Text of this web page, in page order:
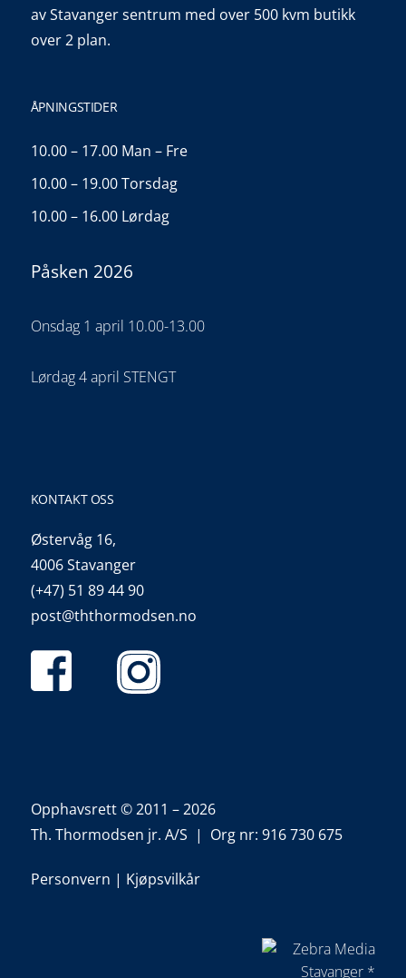
av Stavanger sentrum med over 500 kvm butikk
over 2 plan.
ÅPNINGSTIDER
10.00 – 17.00 Man – Fre
10.00 – 19.00 Torsdag
10.00 – 16.00 Lørdag
Påsken 2026
Onsdag 1 april 10.00-13.00
Lørdag 4 april STENGT
KONTAKT OSS
Østervåg 16,
4006 Stavanger
(+47) 51 89 44 90
post@ththormodsen.no
Opphavsrett © 2011 – 2026
Th. Thormodsen jr. A/S | Org nr: 916 730 675
Personvern | Kjøpsvilkår